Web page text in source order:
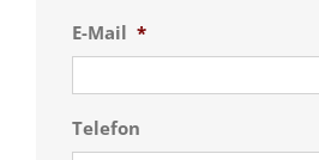
E-Mail *
Telefon